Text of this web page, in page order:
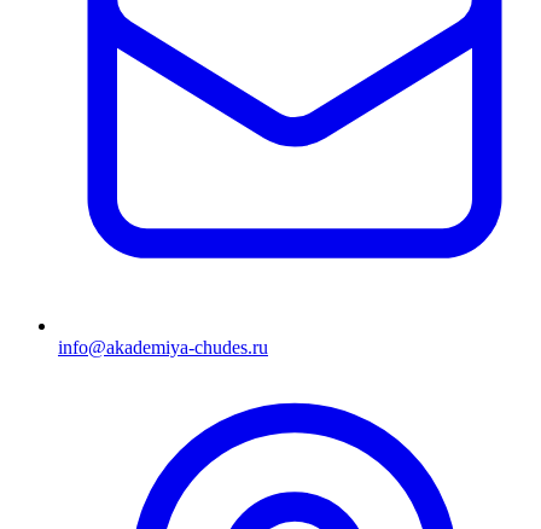
info@akademiya-chudes.ru